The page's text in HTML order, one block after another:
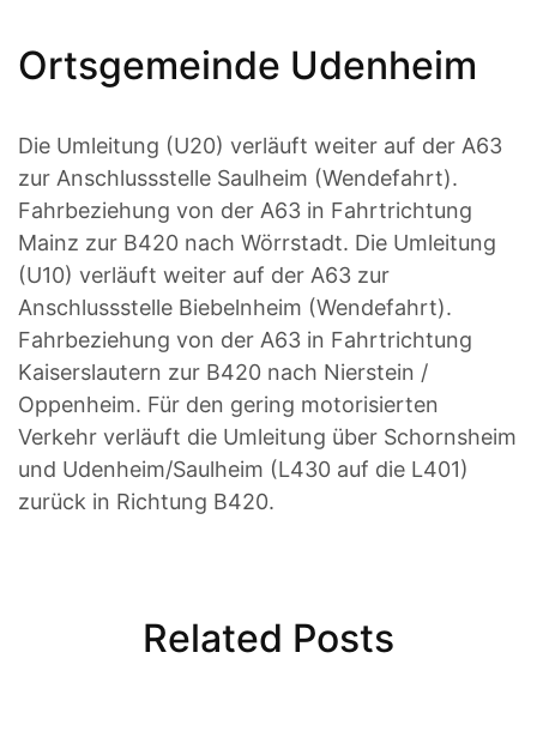
Ortsgemeinde Udenheim
Die Umleitung (U20) verläuft weiter auf der A63
zur Anschlussstelle Saulheim (Wendefahrt).
Fahrbeziehung von der A63 in Fahrtrichtung
Mainz zur B420 nach Wörrstadt. Die Umleitung
(U10) verläuft weiter auf der A63 zur
Anschlussstelle Biebelnheim (Wendefahrt).
Fahrbeziehung von der A63 in Fahrtrichtung
Kaiserslautern zur B420 nach Nierstein /
Oppenheim. Für den gering motorisierten
Verkehr verläuft die Umleitung über Schornsheim
und Udenheim/Saulheim (L430 auf die L401)
zurück in Richtung B420.
Related Posts